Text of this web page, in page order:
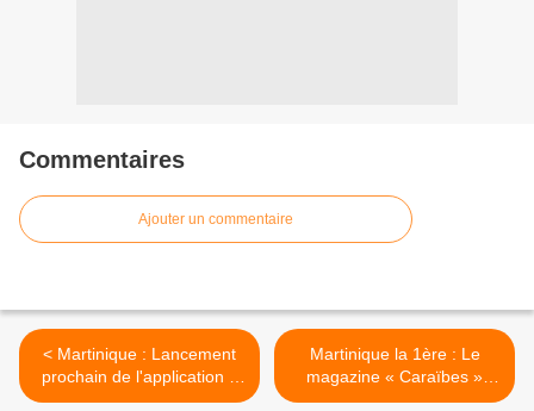
Commentaires
Ajouter un commentaire
< Martinique : Lancement
prochain de l'application «
FoyalAppShop » !
Martinique la 1ère : Le
magazine « Caraïbes »
vous emmène à la